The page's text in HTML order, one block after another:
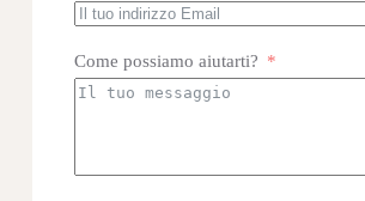
Come possiamo aiutarti?